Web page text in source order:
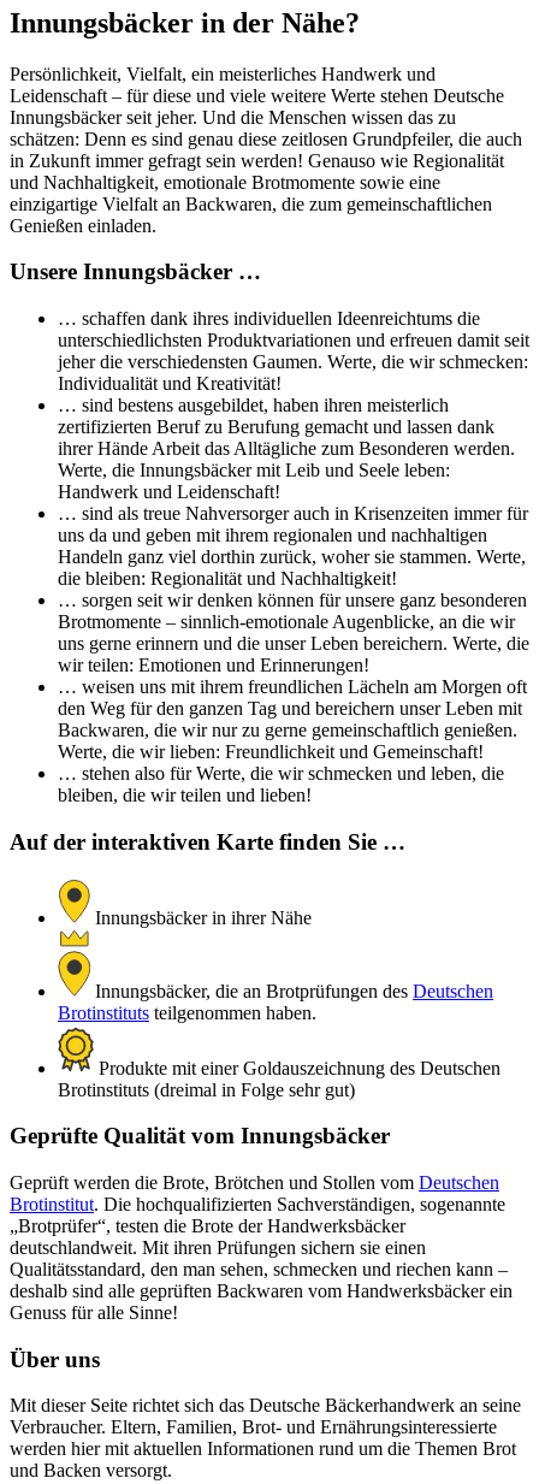
Innungsbäcker in der Nähe?
Persönlichkeit, Vielfalt, ein meisterliches Handwerk und
Leidenschaft – für diese und viele weitere Werte stehen Deutsche
Innungsbäcker seit jeher. Und die Menschen wissen das zu
schätzen: Denn es sind genau diese zeitlosen Grundpfeiler, die auch
in Zukunft immer gefragt sein werden! Genauso wie Regionalität
und Nachhaltigkeit, emotionale Brotmomente sowie eine
einzigartige Vielfalt an Backwaren, die zum gemeinschaftlichen
Genießen einladen.
Unsere Innungsbäcker …
… schaffen dank ihres individuellen Ideenreichtums die
unterschiedlichsten Produktvariationen und erfreuen damit seit
jeher die verschiedensten Gaumen. Werte, die wir schmecken:
Individualität und Kreativität!
… sind bestens ausgebildet, haben ihren meisterlich
zertifizierten Beruf zu Berufung gemacht und lassen dank
ihrer Hände Arbeit das Alltägliche zum Besonderen werden.
Werte, die Innungsbäcker mit Leib und Seele leben:
Handwerk und Leidenschaft!
… sind als treue Nahversorger auch in Krisenzeiten immer für
uns da und geben mit ihrem regionalen und nachhaltigen
Handeln ganz viel dorthin zurück, woher sie stammen. Werte,
die bleiben: Regionalität und Nachhaltigkeit!
… sorgen seit wir denken können für unsere ganz besonderen
Brotmomente – sinnlich-emotionale Augenblicke, an die wir
uns gerne erinnern und die unser Leben bereichern. Werte, die
wir teilen: Emotionen und Erinnerungen!
… weisen uns mit ihrem freundlichen Lächeln am Morgen oft
den Weg für den ganzen Tag und bereichern unser Leben mit
Backwaren, die wir nur zu gerne gemeinschaftlich genießen.
Werte, die wir lieben: Freundlichkeit und Gemeinschaft!
… stehen also für Werte, die wir schmecken und leben, die
bleiben, die wir teilen und lieben!
Auf der interaktiven Karte finden Sie …
Innungsbäcker in ihrer Nähe
Innungsbäcker, die an Brotprüfungen des Deutschen
Brotinstituts teilgenommen haben.
Produkte mit einer Goldauszeichnung des Deutschen
Brotinstituts (dreimal in Folge sehr gut)
Geprüfte Qualität vom Innungsbäcker
Geprüft werden die Brote, Brötchen und Stollen vom Deutschen
Brotinstitut. Die hochqualifizierten Sachverständigen, sogenannte
„Brotprüfer“, testen die Brote der Handwerksbäcker
deutschlandweit. Mit ihren Prüfungen sichern sie einen
Qualitätsstandard, den man sehen, schmecken und riechen kann –
deshalb sind alle geprüften Backwaren vom Handwerksbäcker ein
Genuss für alle Sinne!
Über uns
Mit dieser Seite richtet sich das Deutsche Bäckerhandwerk an seine
Verbraucher. Eltern, Familien, Brot- und Ernährungsinteressierte
werden hier mit aktuellen Informationen rund um die Themen Brot
und Backen versorgt.